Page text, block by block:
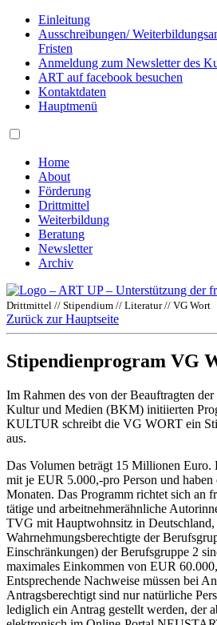
Einleitung
Ausschreibungen/
Fristen
Anmeldung zum Newsletter des
ART auf facebook besuchen
Kontaktdaten
Hauptmenü
Home
About
Förderung
Drittmittel
Weiterbildung
Beratung
Newsletter
Archiv
Drittmittel // Stipendium // Literatur // VG Wort
Zurück zur Hauptseite
Stipendienprogram VG
Im Rahmen des von der Beauftragten
Kultur und Medien (BKM) initiierten
KULTUR schreibt die VG WORT ein
aus.
Das Volumen beträgt 15 Millionen Euro.
mit je EUR 5.000,-pro Person und
Monaten. Das Programm richtet sich an
tätige und arbeitnehmerähnliche
TVG mit Hauptwohnsitz in Deutschland,
Wahrnehmungsberechtigte der
Einschränkungen) der Berufsgruppe 2
maximales Einkommen von EUR
Entsprechende Nachweise müssen bei
Antragsberechtigt sind nur natürliche
lediglich ein Antrag gestellt werden, der